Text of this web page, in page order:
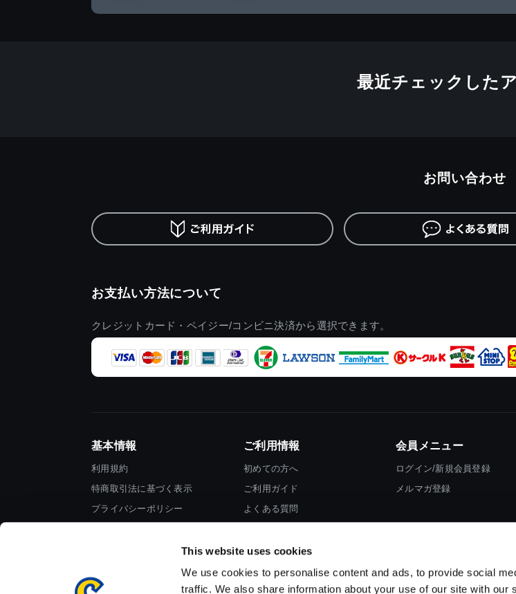
This website uses cookies
We use cookies to personalise content and ads, to provide social
traffic. We also share information about your use of our site with our
最近チェックした
お支払い方法について
クレジットカード・ペイジー/コンビニ決済から選択できます。
お問い合わせ
基本情報
利用規約
特商取引法に基づく表示
プライバシーポリシー
ご利用情報
初めての方へ
ご利用ガイド
よくある質問
会員メニュー
ログイン/新規会員登録
メルマガ登録